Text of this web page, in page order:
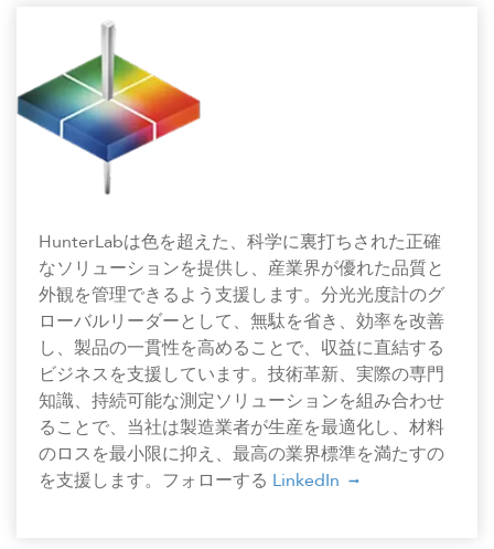
HunterLabは色を超えた、科学に裏打ちされた正確
なソリューションを提供し、産業界が優れた品質と
外観を管理できるよう支援します。分光光度計のグ
ローバルリーダーとして、無駄を省き、効率を改善
し、製品の一貫性を高めることで、収益に直結する
ビジネスを支援しています。技術革新、実際の専門
知識、持続可能な測定ソリューションを組み合わせ
ることで、当社は製造業者が生産を最適化し、材料
のロスを最小限に抑え、最高の業界標準を満たすの
を支援します。フォローする LinkedIn